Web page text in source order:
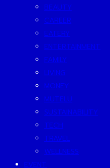
BEAUTY
CAREER
EATERY
ENTERTAINMENT
FAMILY
LIVING
MONEY
MUTELU
SUSTAINABILITY
TECH
TRAVEL
WELLNESS
EVENT